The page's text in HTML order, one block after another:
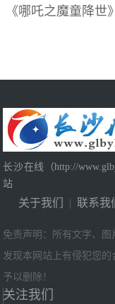
《哪吒之魔童降
长沙在线（http://
站
关于我们 | 联系我
免责声明：所有文字、
发现本网站上有侵犯您
予以删除！
关注我们